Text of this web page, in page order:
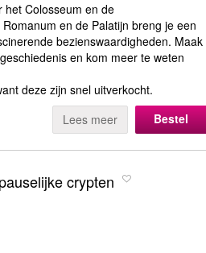
het Colosseum en de
en de Palatijn breng je een
bezienswaardigheden. Maak
en kom meer te weten
deze zijn snel uitverkocht.
Lees meer Bestel
crypten